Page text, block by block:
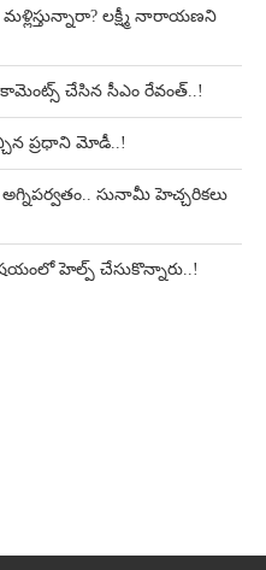
మళ్లిస్తున్నారా? లక్ష్మీ నారాయణని
కామెంట్స్ చేసిన సీఎం రేవంత్..!
ప్రధాని మోడీ..!
సునామీ హెచ్చరికలు
హెల్ప్ చేసుకొన్నారు..!